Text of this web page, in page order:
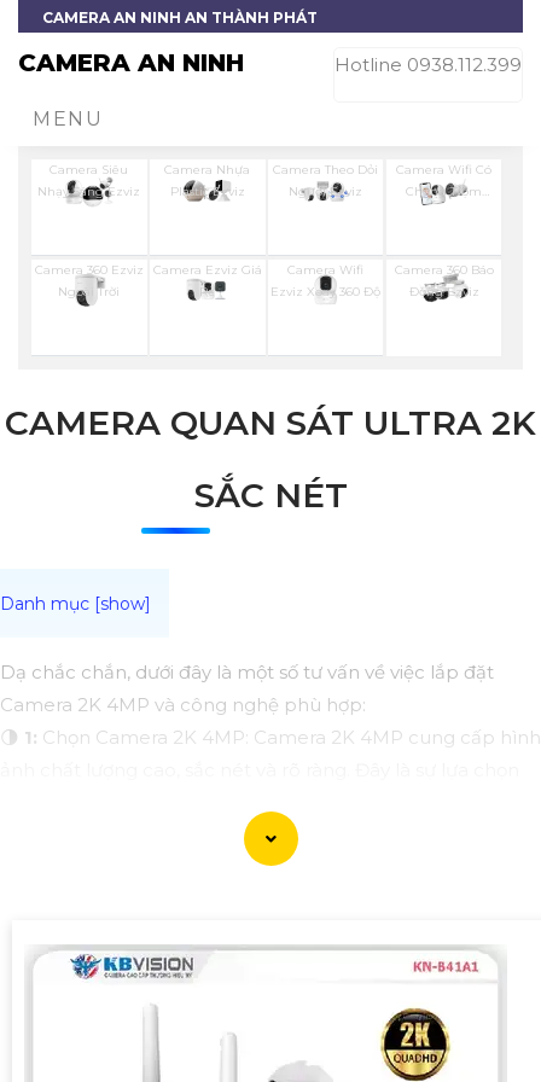
CAMERA AN NINH AN THÀNH PHÁT
CAMERA AN NINH Hotline 0938.112.399
MENU
Camera Siêu
Nhạy Sáng Ezviz
Camera Nhựa
Plastic Ezviz
Camera Theo Dỏi
Người Ezviz
Camera Wifi Có
Chống Trộm
Camera 360 Ezviz
Ngoài Trời
Camera Ezviz Giá
Rẻ
Camera Wifi
Ezviz Xoay 360 Độ
Camera 360 Báo
Động Ezviz
CAMERA QUAN SÁT ULTRA 2K
SẮC NÉT
Dạ chắc chắn, dưới đây là một số tư vấn về việc lắp đặt
Camera 2K 4MP và công nghệ phù hợp:
🌗 1: Chọn Camera 2K 4MP: Camera 2K 4MP cung cấp hình
Lựa chọn số lượng camera và vị trí lắp đặt: Điểm đáng
quan tâm trước hết xác định số lượng camera cần thiết cho
mạng cung cấp đủ băng thông cho việc truy cập và xem
lại hình ảnh từ xa. Đồng thời, xác định nguồn điện phù hợp